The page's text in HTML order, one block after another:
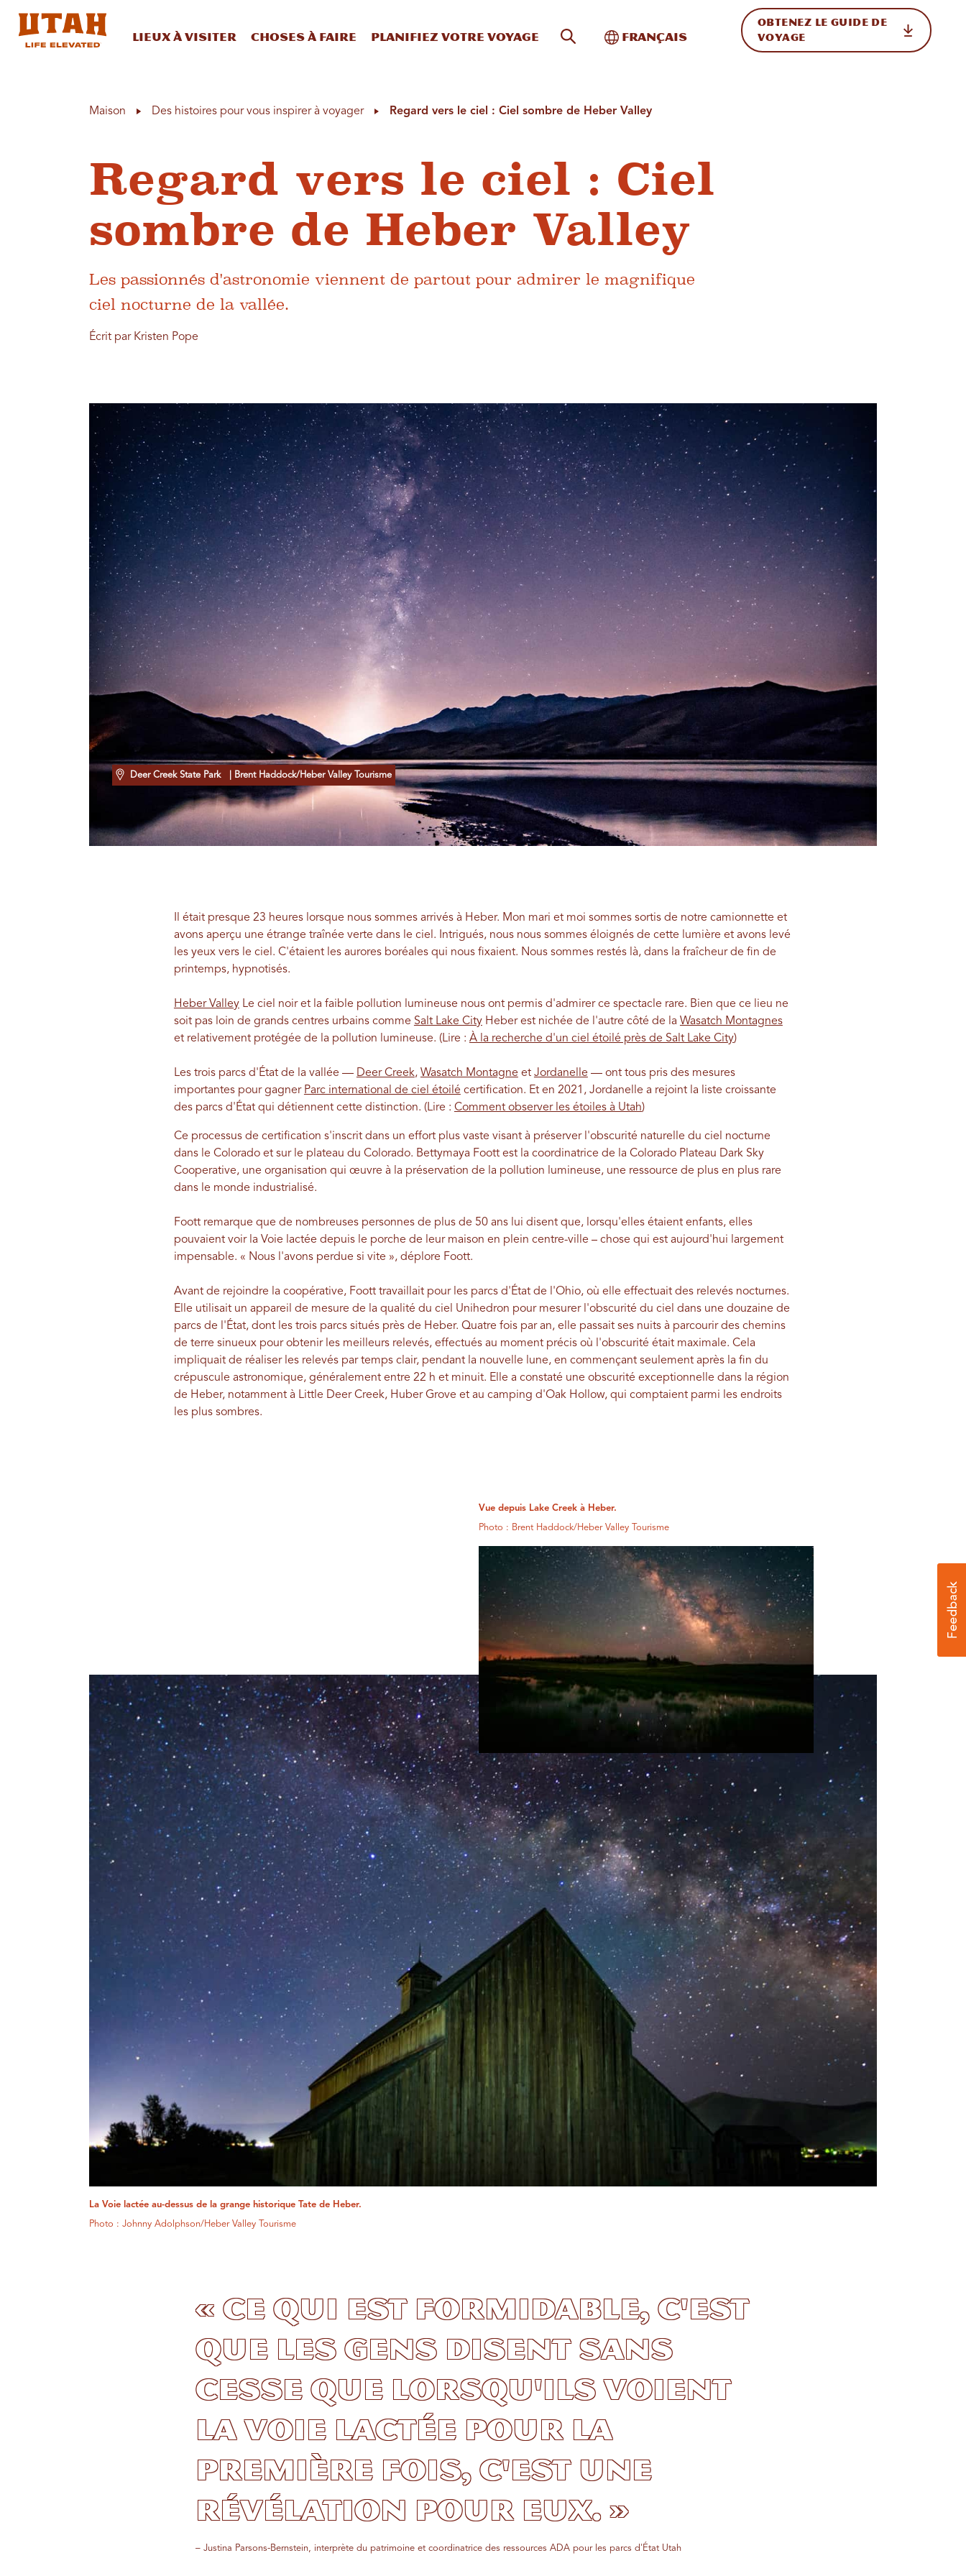
Lieux à visiter Choses à faire Planifiez votre voyage Recherche sur le site
Basculer vers l'international
Français
OBTENEZ LE GUIDE DE
VOYAGE
Maison Des histoires pour vous inspirer à voyager Regard vers le ciel : Ciel sombre de Heber Valley
Regard vers le ciel : Ciel
sombre de Heber Valley
Les passionnés d'astronomie viennent de partout pour admirer le magnifique
ciel nocturne de la vallée.
Écrit par Kristen Pope
Deer Creek State Park | Brent Haddock/Heber Valley Tourisme
Il était presque 23 heures lorsque nous sommes arrivés à Heber. Mon mari et moi sommes sortis de notre camionnette et
avons aperçu une étrange traînée verte dans le ciel. Intrigués, nous nous sommes éloignés de cette lumière et avons levé
les yeux vers le ciel. C'étaient les aurores boréales qui nous fixaient. Nous sommes restés là, dans la fraîcheur de fin de
printemps, hypnotisés.
Heber ValleyLe ciel noir et la faible pollution lumineuse nous ont permis d'admirer ce spectacle rare. Bien que ce lieu ne
soit pas loin de grands centres urbains comme Salt Lake CityHeber est nichée de l'autre côté de la Wasatch Montagnes
et relativement protégée de la pollution lumineuse. (Lire : À la recherche d'un ciel étoilé près de Salt Lake City)
Les trois parcs d'État de la vallée — Deer Creek, Wasatch Montagne et Jordanelle — ont tous pris des mesures
importantes pour gagner Parc international de ciel étoilé certification. Et en 2021, Jordanelle a rejoint la liste croissante
des parcs d'État qui détiennent cette distinction. (Lire : Comment observer les étoiles à Utah)
Ce processus de certification s'inscrit dans un effort plus vaste visant à préserver l'obscurité naturelle du ciel nocturne
dans le Colorado et sur le plateau du Colorado. Bettymaya Foott est la coordinatrice de la Colorado Plateau Dark Sky
Cooperative, une organisation qui œuvre à la préservation de la pollution lumineuse, une ressource de plus en plus rare
dans le monde industrialisé.
Foott remarque que de nombreuses personnes de plus de 50 ans lui disent que, lorsqu'elles étaient enfants, elles
pouvaient voir la Voie lactée depuis le porche de leur maison en plein centre-ville – chose qui est aujourd'hui largement
impensable. « Nous l'avons perdue si vite », déplore Foott.
Avant de rejoindre la coopérative, Foott travaillait pour les parcs d'État de l'Ohio, où elle effectuait des relevés nocturnes.
Elle utilisait un appareil de mesure de la qualité du ciel Unihedron pour mesurer l'obscurité du ciel dans une douzaine de
parcs de l'État, dont les trois parcs situés près de Heber. Quatre fois par an, elle passait ses nuits à parcourir des chemins
de terre sinueux pour obtenir les meilleurs relevés, effectués au moment précis où l'obscurité était maximale. Cela
impliquait de réaliser les relevés par temps clair, pendant la nouvelle lune, en commençant seulement après la fin du
crépuscule astronomique, généralement entre 22 h et minuit. Elle a constaté une obscurité exceptionnelle dans la région
de Heber, notamment à Little Deer Creek, Huber Grove et au camping d'Oak Hollow, qui comptaient parmi les endroits
les plus sombres.
Vue depuis Lake Creek à Heber.
Photo : Brent Haddock/Heber Valley Tourisme
La Voie lactée au-dessus de la grange historique Tate de Heber.
Photo : Johnny Adolphson/Heber Valley Tourisme
« Ce qui est formidable, c'est
que les gens disent sans
cesse que lorsqu'ils voient
la Voie lactée pour la
première fois, c'est une
révélation pour eux. »
– Justina Parsons-Bernstein, interprète du patrimoine et coordinatrice des ressources ADA pour les parcs d'État Utah